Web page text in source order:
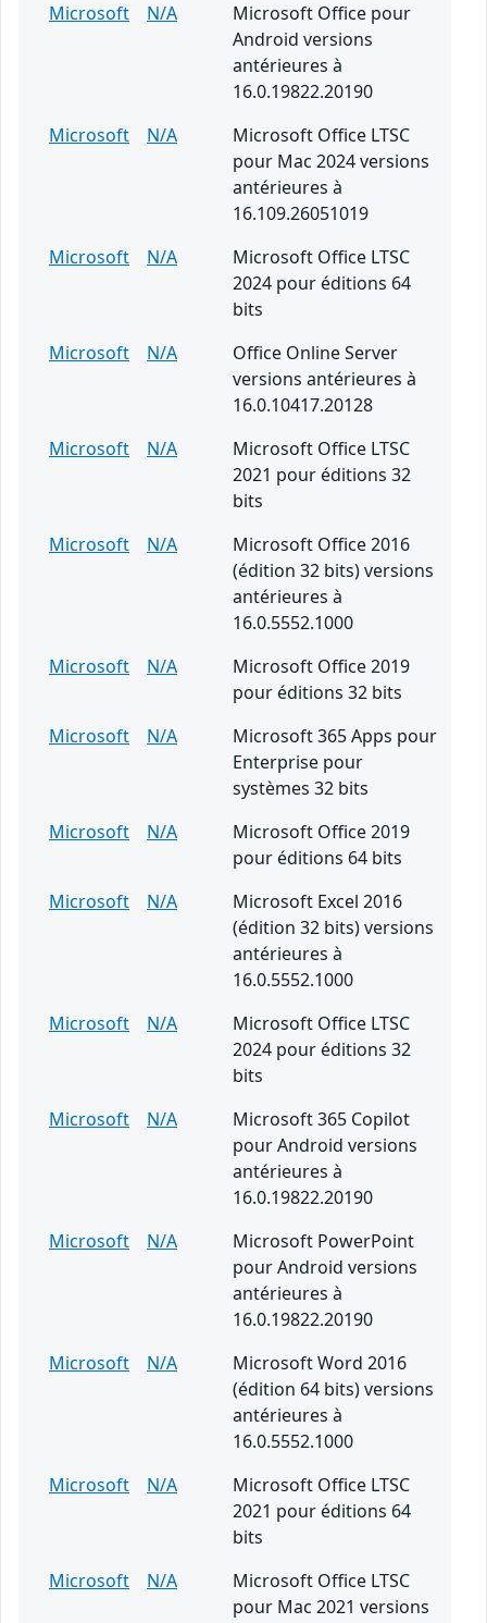
Microsoft
N/A
Microsoft Office pour
Android versions
antérieures à
16.0.19822.20190
Microsoft
N/A
Microsoft Office LTSC
pour Mac 2024 versions
antérieures à
16.109.26051019
Microsoft
N/A
Microsoft Office LTSC
2024 pour éditions 64
bits
Microsoft
N/A
Office Online Server
versions antérieures à
16.0.10417.20128
Microsoft
N/A
Microsoft Office LTSC
2021 pour éditions 32
bits
Microsoft
N/A
Microsoft Office 2016
(édition 32 bits) versions
antérieures à
16.0.5552.1000
Microsoft
N/A
Microsoft Office 2019
pour éditions 32 bits
Microsoft
N/A
Microsoft 365 Apps pour
Enterprise pour
systèmes 32 bits
Microsoft
N/A
Microsoft Office 2019
pour éditions 64 bits
Microsoft
N/A
Microsoft Excel 2016
(édition 32 bits) versions
antérieures à
16.0.5552.1000
Microsoft
N/A
Microsoft Office LTSC
2024 pour éditions 32
bits
Microsoft
N/A
Microsoft 365 Copilot
pour Android versions
antérieures à
16.0.19822.20190
Microsoft
N/A
Microsoft PowerPoint
pour Android versions
antérieures à
16.0.19822.20190
Microsoft
N/A
Microsoft Word 2016
(édition 64 bits) versions
antérieures à
16.0.5552.1000
Microsoft
N/A
Microsoft Office LTSC
2021 pour éditions 64
bits
Microsoft
N/A
Microsoft Office LTSC
pour Mac 2021 versions